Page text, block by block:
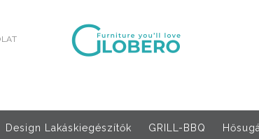
Design Lakáskiegészítők GRILL-BBQ